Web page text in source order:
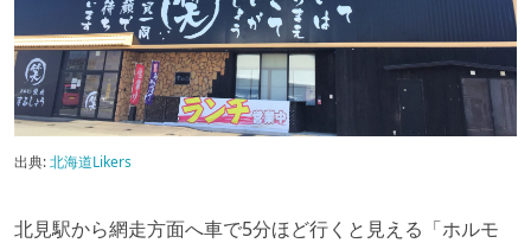
出典:北海道Likers
北見駅から網走方面へ車で5分ほど行くと見える「ホルモ